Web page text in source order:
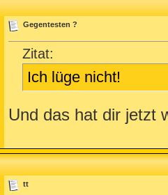
Gegentesten ?
Zitat:
Ich lüge nicht!
Und das hat dir jetzt
tt